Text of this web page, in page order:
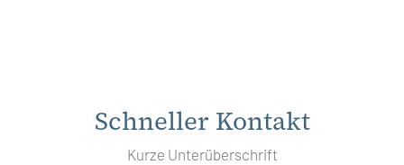
Schneller Kontakt
Kurze Unterüberschrift